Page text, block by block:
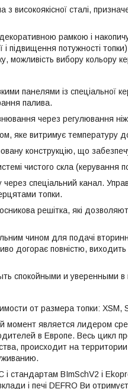
з високоякісної сталі,
рамкою і
і підвищення потужності
можливість вибору кольору
панелями із спеціальної
палива.
через регулювання
яке витримує температуру
конструкцію, що
чистого скла (керування
спеціальний канал.
топки.
решітка, які
чином для подачі
догорає повністю, виходить
спокойными и уверенными в
от размера топки: XSM,
момент является лидером
в Европе. Весь цикл
происходит на
BImSchV2 і
і печі DEFRO Ви отримуєте